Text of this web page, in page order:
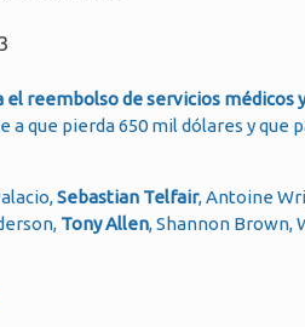
reembolso de servicios médicos
que pierda 650 mil dólares y que
Sebastian Telfair, Antoine
Tony Allen, Shannon Brown,